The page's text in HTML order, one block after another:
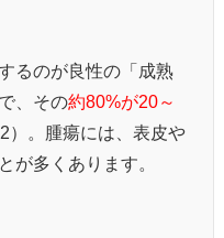
るのが良性の「成熟
、その約80%が20～
）。腫瘍には、表皮や
が多くあります。